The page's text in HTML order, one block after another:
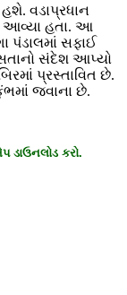
વડાપ્રધાન
આવ્યા હતા. આ
પંડાલમાં સફાઈ
સંદેશ આપ્યો
પ્રસ્તાવિત છે.
જવાના છે.
ડાઉનલોડ કરો.